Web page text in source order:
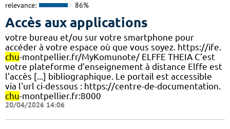
relevance: 86%
Accès aux applications
votre bureau et/ou sur votre smartphone pour
accéder à votre espace où que vous soyez. https://ife.
chu-montpellier.fr/MyKomunote/ ELFFE THEIA C’est
votre plateforme d’enseignement à distance Elffe est
l’accès [...] bibliographique. Le portail est accessible
via l'url ci-dessous : https://centre-de-documentation.
chu-montpellier.fr:8000
20/04/2026 14:06